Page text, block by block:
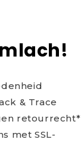
& Trace
retourrecht*
met SSL-